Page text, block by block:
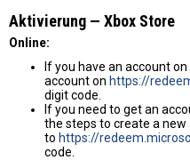
Aktivierung — Хbox Store
Online:
If you have an account
account on https://
digit code.
If you need to get an
the steps to create a new
to https://
code.